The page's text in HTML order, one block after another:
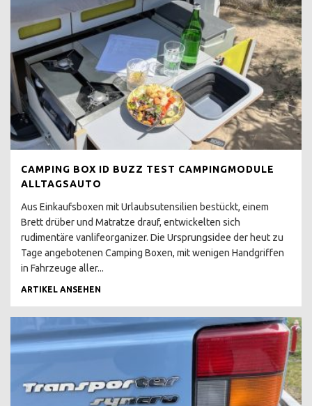
T3 WERKSTATT CHECK
ERGEBNIS
BUSCHECKER
PROBEFAHRT T3
ATLANTIK KAUFPREIS
BERATUNG
WERTANLAGE
VW BUS T4
T4 ANZEIGE UND
REALITÄT
VW BUS T4 INSTA HYPE
CALIFORNIA EXCLUSIV
WESTFALIA
SCHATZKISTE
KLAPPDACHCAMPER
CALIFORNIA COACH
HOCHDACH
CALIFORNIA COACH
CALIFORNIA 2.4 D
CAMPING BOX ID BUZZ TEST CAMPINGMODULE
ALLTAGSAUTO
Aus Einkaufsboxen mit Urlaubsutensilien bestückt, einem
Brett drüber und Matratze drauf, entwickelten sich
rudimentäre vanlifeorganizer. Die Ursprungsidee der heut zu
Tage angebotenen Camping Boxen, mit wenigen Handgriffen
in Fahrzeuge aller...
ARTIKEL ANSEHEN